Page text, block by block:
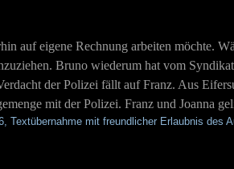
auf eigene Rechnung arbeiten möchte.
Bruno wiederum hat vom
der Polizei fällt auf Franz. Aus
mit der Polizei. Franz und Joanna
Textübernahme mit freundlicher Erlaubnis des